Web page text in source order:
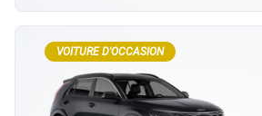
VOITURE D'OCCASION